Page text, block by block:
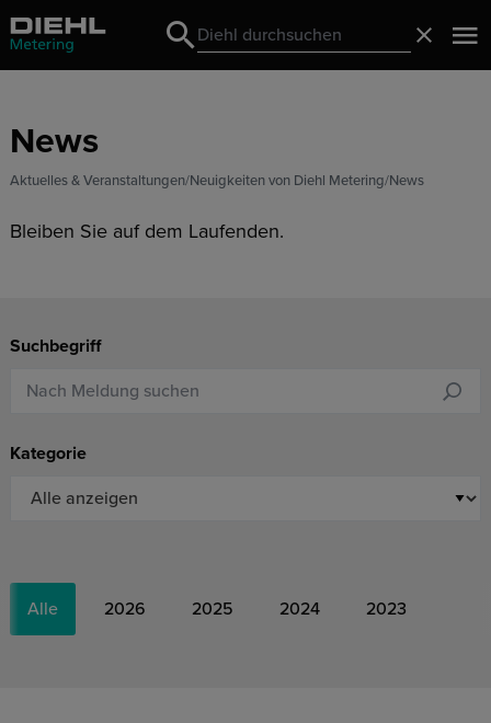
Search
Search
News
Aktuelles & Veranstaltungen Neuigkeiten von Diehl Metering News
Bleiben Sie auf dem Laufenden.
Suchbegriff
Kategorie
Alle 2026 2025 2024 2023